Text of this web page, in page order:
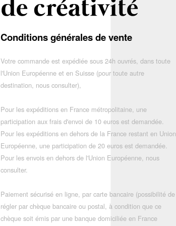
Conditions générales de vente
Votre commande est expédiée sous 24h ouvrés, dans toute
l'Union Européenne et en Suisse (pour toute autre
destination, nous consulter),
Pour les expéditions en France métropolitaine, une
participation aux frais d'envoi de 10 euros est demandée.
Pour les expéditions en dehors de la France restant en Union
Européenne, une participation de 20 euros est demandée.
Pour les envois en dehors de l'Union Européenne, nous
consulter.
Paiement sécurisé en ligne, par carte bancaire (possibilité de
régler par chèque bancaire ou postal, à condition que ce
chèque soit émis par une banque domiciliée en France